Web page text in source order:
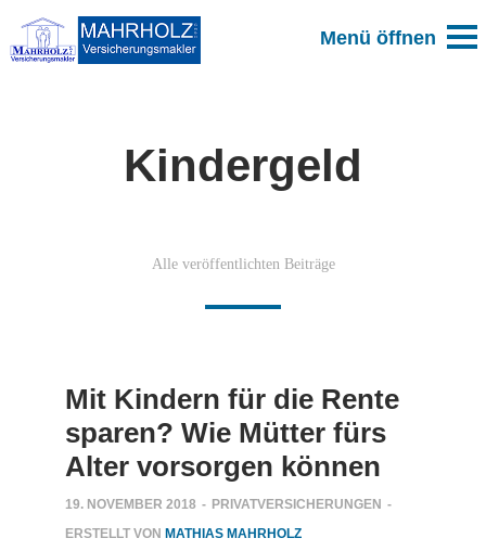
Kindergeld
Alle veröffentlichten Beiträge
Mit Kindern für die Rente
sparen? Wie Mütter fürs
Alter vorsorgen können
19. NOVEMBER 2018 - PRIVATVERSICHERUNGEN -
ERSTELLT VON MATHIAS MAHRHOLZ